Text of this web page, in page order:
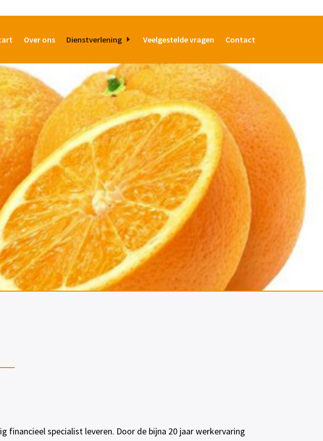
Over ons Dienstverlening Veelgestelde vragen Contact
financieel specialist leveren. Door de bijna 20 jaar werkervaring